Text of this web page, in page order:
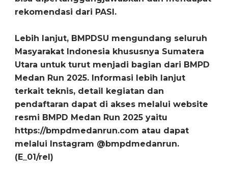
rekomendasi dari PASI.
Lebih lanjut, BMPDSU mengundang seluruh
Masyarakat Indonesia khususnya Sumatera
Utara untuk turut menjadi bagian dari BMPD
Medan Run 2025. Informasi lebih lanjut
terkait teknis, detail kegiatan dan
pendaftaran dapat di akses melalui website
resmi BMPD Medan Run 2025 yaitu
https://bmpdmedanrun.com atau dapat
melalui Instagram @bmpdmedanrun.
(E_01/rel)